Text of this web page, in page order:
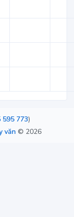
595 773)
văn © 2026